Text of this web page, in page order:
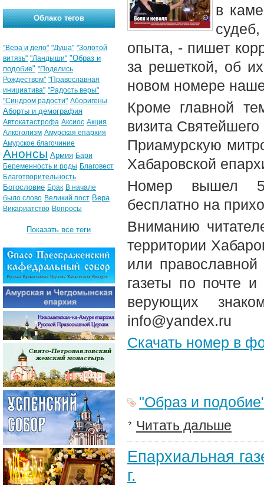
в
опыта, - пишет
за решеткой, об
новом номере
Кроме главной
визита
Приамурскую
Хабаровской
Номер вышел 5-
бесплатно на
Вниманию
территории
или
газеты по почте и
верующих
info@yandex.ru
Скачать номер в
"Образ и
Читать дальше
Епархиальная
г.
Облако тегов
"Вера и дело" "Душа" "Золотой
витязь" "Ландыши" "Образ и
подобие" "Поделись
Рождеством" "Православная
инициатива" "Радость веры"
"Синдром радости" Аборигены
Аборты и демография
Автокатастрофа Аксиос Акция
Алкоголизм Амурская епархия
Амурское благочиние
Анонсы Армия Бари
Беременность и роды Благовест
Благотворительность
Богословие Брак В начале
было слово Великий пост Вера
Викариатство Вопросы
Показать все теги